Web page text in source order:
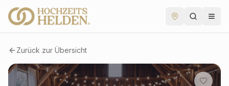
Zurück zur Übersicht